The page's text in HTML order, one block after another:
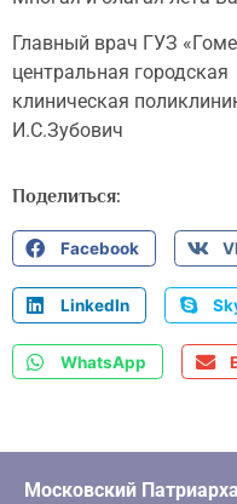
Главный врач ГУЗ
центральная городская
клиническая
И.С.Зубович
Поделиться:
Facebook
LinkedIn
WhatsApp
Московский